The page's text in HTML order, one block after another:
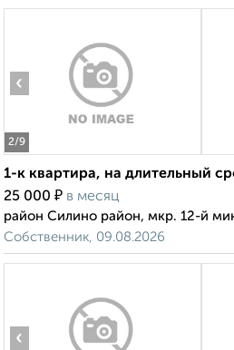
2/9
‹
1-к квартира, на длительный
25 000 ₽ в месяц
район Силино район, мкр. 12-й
Собственник, 09.08.2026
‹